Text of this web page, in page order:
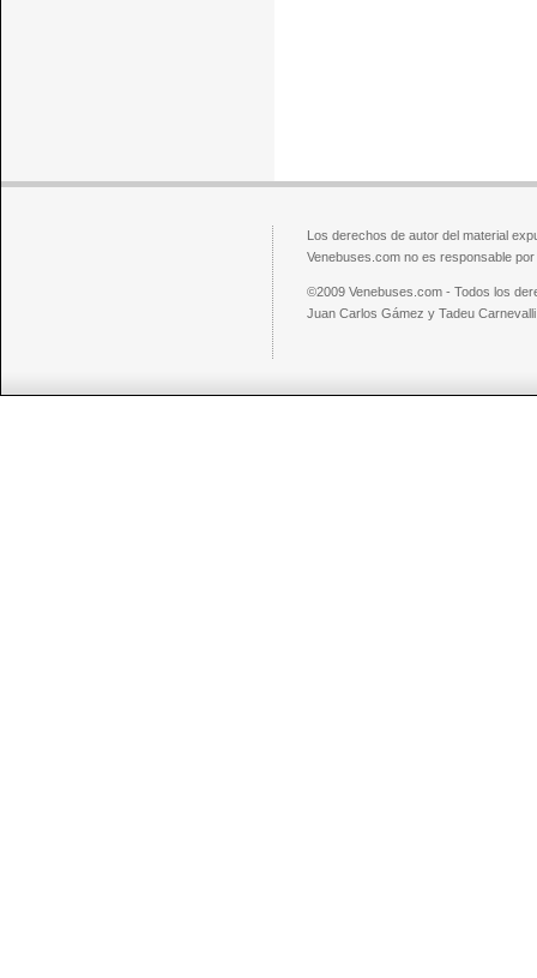
Los derechos de autor del material
Venebuses.com no es responsable
©2009 Venebuses.com - Todos los
Juan Carlos Gámez y Tadeu Carnevalli